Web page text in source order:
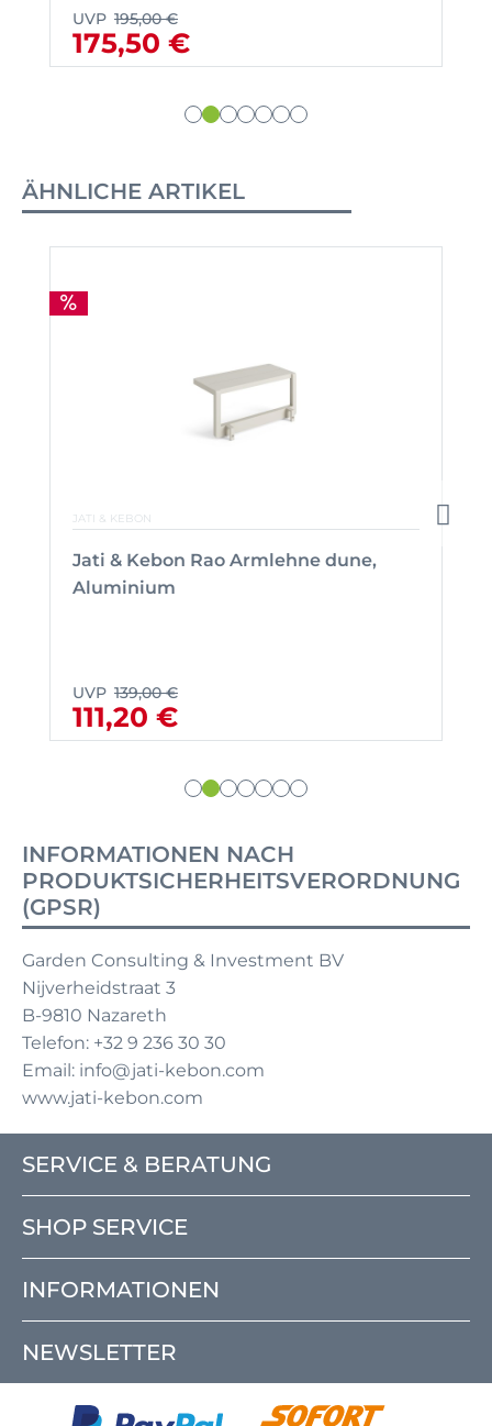
UVP 195,00 €
175,50 €
ÄHNLICHE ARTIKEL
JATI & KEBON
Jati & Kebon Rao Armlehne dune,
Aluminium
UVP 139,00 €
111,20 €
INFORMATIONEN NACH
PRODUKTSICHERHEITSVERORDNUNG
(GPSR)
Garden Consulting & Investment BV
Nijverheidstraat 3
B-9810 Nazareth
Telefon: +32 9 236 30 30
Email: info@jati-kebon.com
www.jati-kebon.com
SERVICE & BERATUNG
SHOP SERVICE
INFORMATIONEN
NEWSLETTER